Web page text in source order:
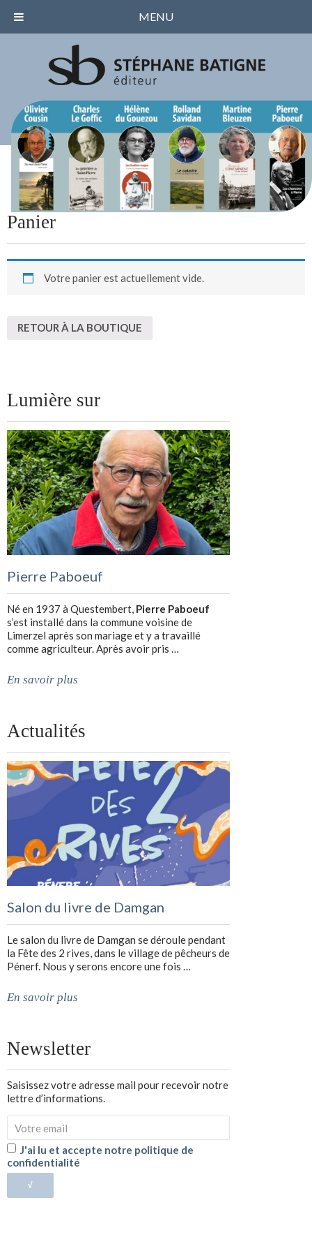
Panier
Votre panier est actuellement vide.
RETOUR À LA BOUTIQUE
Lumière sur
Pierre Paboeuf
Né en 1937 à Questembert, Pierre Paboeuf
s’est installé dans la commune voisine de
Limerzel après son mariage et y a travaillé
comme agriculteur. Après avoir pris …
En savoir plus
Actualités
Salon du livre de Damgan
Le salon du livre de Damgan se déroule pendant
la Fête des 2 rives, dans le village de pêcheurs de
Pénerf. Nous y serons encore une fois …
En savoir plus
Newsletter
Saisissez votre adresse mail pour recevoir notre
lettre d’informations.
J'ai lu et accepte notre politique de
confidentialité
√
MENU